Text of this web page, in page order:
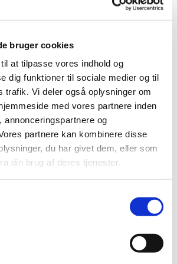
bruger cookies
at tilpasse vores indhold og
dig funktioner til sociale medier og til
trafik. Vi deler også oplysninger om
med vores partnere inden
annonceringspartnere og
partnere kan kombinere disse
du har givet dem, eller som
din brug af deres tjenester.
har behandlet i alt 2.690
bivirkninger ved
indberetninger om
ved COVID-19 Vaccine
& Johnson), uge 35
har frem til den 31. august 2021
om formodede…
ved Vaxzevria
35
har behandlet i alt 3.869